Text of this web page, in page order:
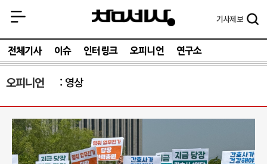
기사제보
전체기사 이슈 인터링크 오피니언 연구소
오피니언 영상